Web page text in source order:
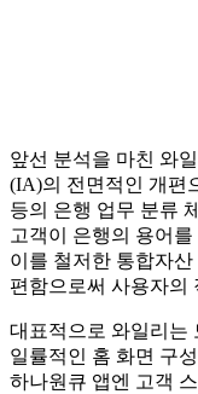
앞선 분석을 마친 와
(IA)의 전면적인 개편
등의 은행 업무 분류
고객이 은행의 용어
이를 철저한 통합자산
편함으로써 사용자의
대표적으로 와일리는
일률적인 홈 화면 구
하나원큐 앱엔 고객